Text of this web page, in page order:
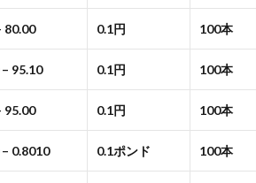
80.00 0.1円 100本
95.10 0.1円 100本
95.00 0.1円 100本
0.8010 0.1ポンド 100本